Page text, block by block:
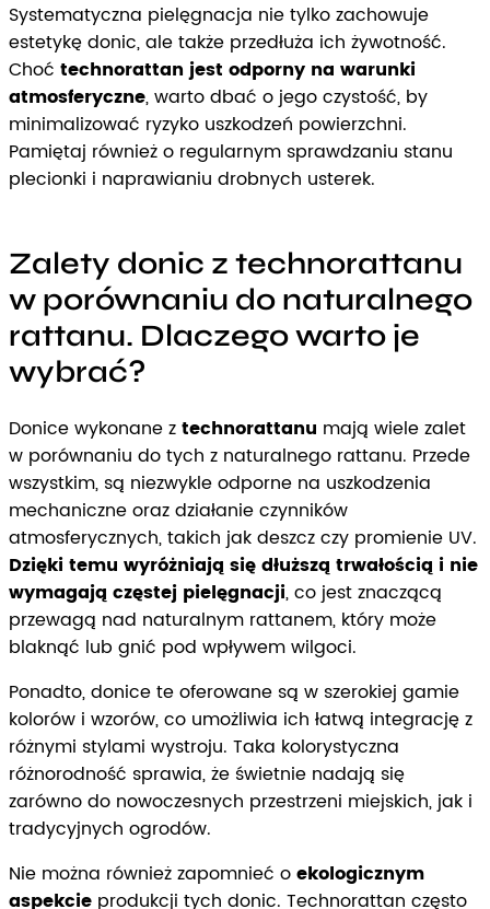
Systematyczna pielęgnacja nie tylko zachowuje
estetykę donic, ale także przedłuża ich żywotność.
Choć technorattan jest odporny na warunki
atmosferyczne, warto dbać o jego czystość, by
minimalizować ryzyko uszkodzeń powierzchni.
Pamiętaj również o regularnym sprawdzaniu stanu
plecionki i naprawianiu drobnych usterek.
Zalety donic z technorattanu
w porównaniu do naturalnego
rattanu. Dlaczego warto je
wybrać?
Donice wykonane ztechnorattanu mają wiele zalet
w porównaniu do tych z naturalnego rattanu. Przede
wszystkim, są niezwykle odporne na uszkodzenia
mechaniczne oraz działanie czynników
atmosferycznych, takich jak deszcz czy promienie UV.
Dzięki temu wyróżniają się dłuższą trwałością i nie
wymagają częstej pielęgnacji, co jest znaczącą
przewagą nad naturalnym rattanem, który może
blaknąć lub gnić pod wpływem wilgoci.
Ponadto, donice te oferowane są w szerokiej gamie
kolorów i wzorów, co umożliwia ich łatwą integrację z
różnymi stylami wystroju. Taka kolorystyczna
różnorodność sprawia, że świetnie nadają się
zarówno do nowoczesnych przestrzeni miejskich, jak i
tradycyjnych ogrodów.
Nie można również zapomnieć oekologicznym
aspekcie produkcji tych donic. Technorattan często